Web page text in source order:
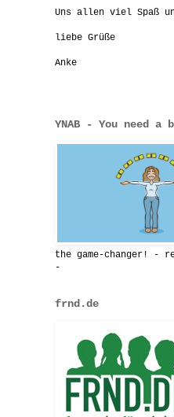
Uns allen viel Spaß
liebe Grüße
Anke
YNAB - You need a
the game-changer! -
-
frnd.de